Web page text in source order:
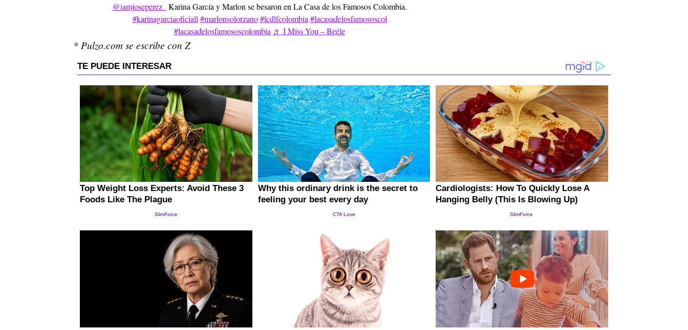
@iamjoseperez_ Karina García y Marlon se besaron en La Casa de los Famosos Colombia.
#karinagarciaoficiall #marlonsolorzano #lcdlfcolombia #lacasadelosfamososcol
#lacasadelosfamososcolombia ♬ I Miss You – Beéle
* Pulzo.com se escribe con Z